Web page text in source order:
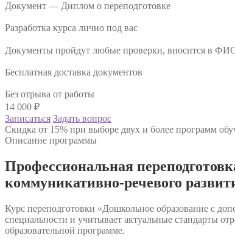
Документ — Диплом о переподготовке
Разработка курса лично под вас
Документы пройдут любые проверки, вносится в
Бесплатная доставка документов
Без отрыва от работы
14 000 ₽
Записаться Задать вопрос
Скидка от 15% при выборе двух и более программ
Описание программы
Профессиональная
коммуникативно-речевого
Курс переподготовки «Дошкольное образование с
специальности и учитывает актуальные стандарты
образовательной программе.